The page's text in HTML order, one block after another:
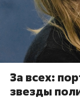
За всех:
звезды